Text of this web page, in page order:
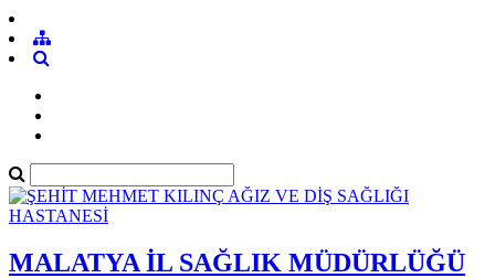
MALATYA İL SAĞLIK MÜDÜRLÜĞÜ